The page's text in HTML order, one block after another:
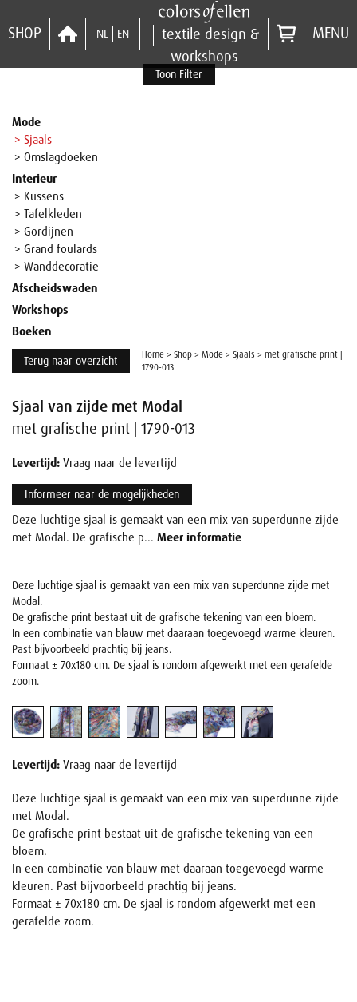
SHOP NL EN
textile design &
workshops
MENU
Toon Filter
Mode
> Sjaals
> Omslagdoeken
Interieur
> Kussens
> Tafelkleden
> Gordijnen
> Grand foulards
> Wanddecoratie
Afscheidswaden
Workshops
Boeken
Terug naar overzicht Home > Shop > Mode > Sjaals > met grafische print |
1790-013
Sjaal van zijde met Modal
met grafische print | 1790-013
Levertijd: Vraag naar de levertijd
Informeer naar de mogelijkheden
Deze luchtige sjaal is gemaakt van een mix van superdunne zijde
met Modal. De grafische p... Meer informatie
Deze luchtige sjaal is gemaakt van een mix van superdunne zijde met
Modal.
De grafische print bestaat uit de grafische tekening van een bloem.
In een combinatie van blauw met daaraan toegevoegd warme kleuren.
Past bijvoorbeeld prachtig bij jeans.
Formaat ± 70x180 cm. De sjaal is rondom afgewerkt met een gerafelde
zoom.
Levertijd: Vraag naar de levertijd
Deze luchtige sjaal is gemaakt van een mix van superdunne zijde
met Modal.
De grafische print bestaat uit de grafische tekening van een
bloem.
In een combinatie van blauw met daaraan toegevoegd warme
kleuren. Past bijvoorbeeld prachtig bij jeans.
Formaat ± 70x180 cm. De sjaal is rondom afgewerkt met een
gerafelde zoom.